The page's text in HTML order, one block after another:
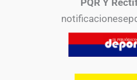
PQR Y